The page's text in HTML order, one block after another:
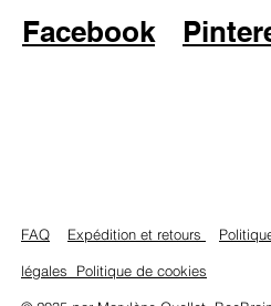
Facebook
FAQ Expédition et retours
légales Politique de cookies